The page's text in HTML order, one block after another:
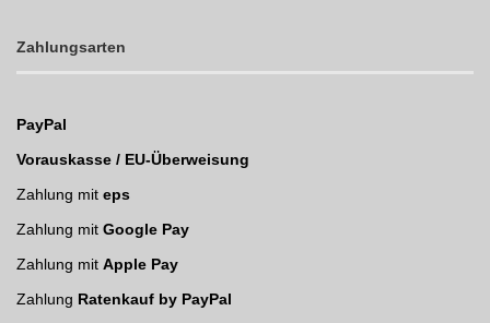
Zahlungsarten
PayPal
Vorauskasse / EU-Überweisung
Zahlung mit eps
Zahlung mit Google Pay
Zahlung mit Apple Pay
Zahlung Ratenkauf by PayPal